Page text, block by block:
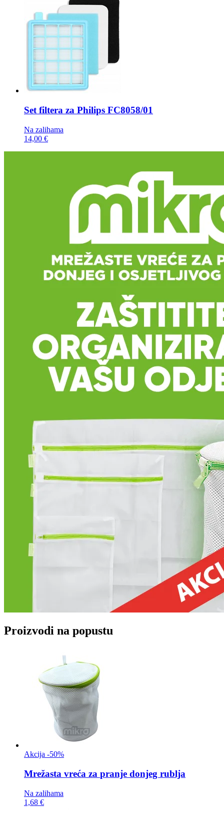
Set filtera za Philips FC8058/01
Na zalihama
14,00 €
Proizvodi na popustu
Akcija -50%
Mrežasta vreća za pranje donjeg rublja
Na zalihama
1,68 €